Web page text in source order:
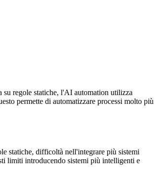
su regole statiche, l'AI automation utilizza
permette di automatizzare processi molto più
statiche, difficoltà nell'integrare più sistemi
limiti introducendo sistemi più intelligenti e